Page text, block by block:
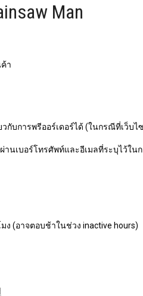
Man
า
การพรีออร์เดอร์ได้ (ในกรณีที่เว็บไ
เบอร์โทรศัพท์และอีเมลที่ระบุไว้ใน
ง (อาจตอบช้าในช่วง inactive hours)